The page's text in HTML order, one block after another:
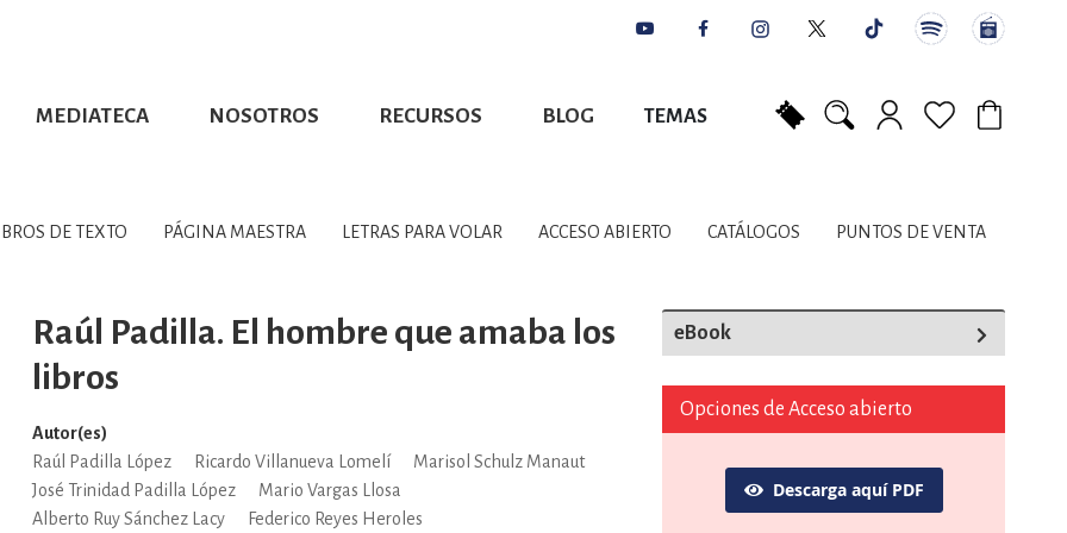
MEDIATECA NOSOTROS RECURSOS BLOG TEMAS
LITERATURA Y ESTUDIOS LITERARIOS
GEOGRAFÍA, MEDIOAMBIENTE, PLANIFICACIÓN
Y MATERIAS INTERDISCIPLINARES
DE TEXTO PÁGINA MAESTRA LETRAS PARA VOLAR ACCESO ABIERTO CATÁLOGOS PUNTOS DE VENTA
Raúl Padilla. El hombre que amaba los
libros
Autor(es)
Raúl Padilla López
Ricardo Villanueva Lomelí
Marisol Schulz Manaut
José Trinidad Padilla López
Mario Vargas Llosa
Alberto Ruy Sánchez Lacy
Federico Reyes Heroles
eBook
Opciones de Acceso abierto
Descarga aquí PDF